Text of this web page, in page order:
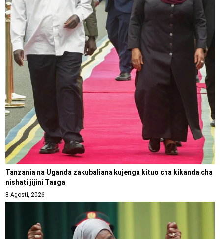
Tanzania na Uganda zakubaliana kujenga kituo cha kikanda cha
nishati jijini Tanga
8 Agosti, 2026